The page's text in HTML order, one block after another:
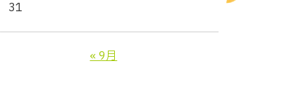
31
« 9月